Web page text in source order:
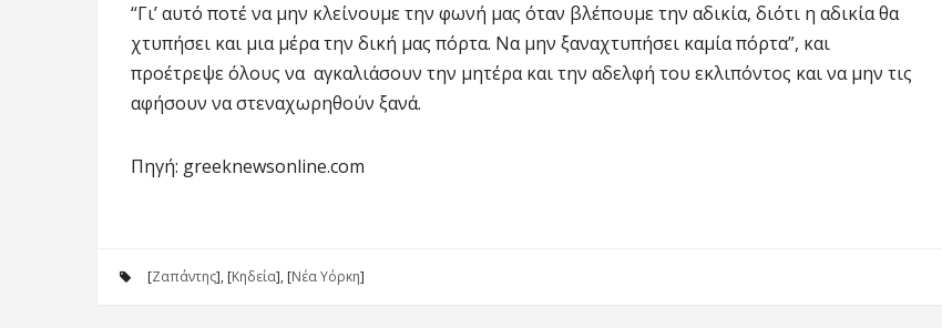
“Γι’ αυτό ποτέ να μην κλείνουμε την φωνή μας όταν βλέπουμε την αδικία, διότι η αδικία θα
χτυπήσει και μια μέρα την δική μας πόρτα. Να μην ξαναχτυπήσει καμία πόρτα”, και
προέτρεψε όλους να αγκαλιάσουν την μητέρα και την αδελφή του εκλιπόντος και να μην τις
αφήσουν να στεναχωρηθούν ξανά.
Πηγή: greeknewsonline.com
[Ζαπάντης], [Κηδεία], [Νέα Υόρκη]